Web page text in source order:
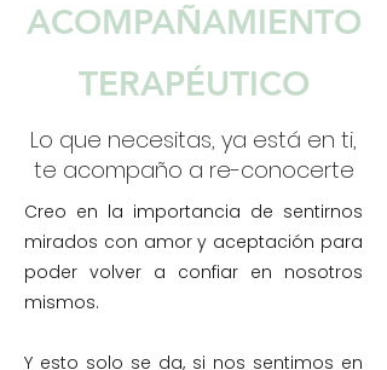
ACOMPAÑAMIENTO
TERAPÉUTICO
Lo que necesitas, ya está en ti,
te acompaño a re-conocerte
Creo en la importancia de sentirnos
mirados con amor y aceptación para
poder volver a confiar en nosotros
mismos.
​Y esto solo se da, si nos sentimos en